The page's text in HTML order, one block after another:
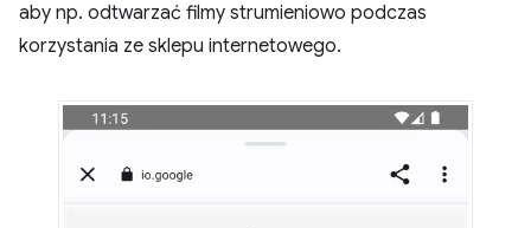
aby np. odtwarzać filmy strumieniowo podczas
korzystania ze sklepu internetowego.